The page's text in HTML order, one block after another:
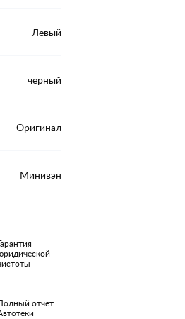
Левый
черный
Оригинал
Минивэн
отчет